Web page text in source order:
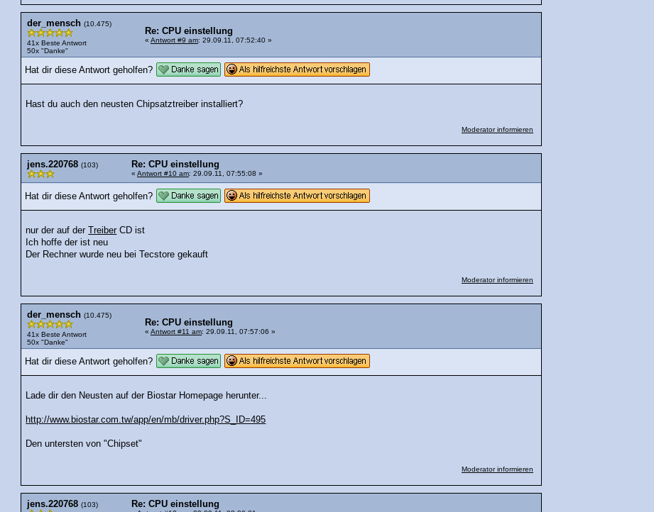
der_mensch (10.475)
41x Beste Antwort
50x "Danke"
Re: CPU einstellung
« Antwort #9 am: 29.09.11, 07:52:40 »
Hat dir diese Antwort geholfen?
Hast du auch den neusten Chipsatztreiber installiert?
Moderator informieren
jens.220768 (103) Re: CPU einstellung
« Antwort #10 am: 29.09.11, 07:55:08 »
Hat dir diese Antwort geholfen?
nur der auf der TreiberCD ist
Ich hoffe der ist neu
Der Rechner wurde neu bei Tecstore gekauft
Moderator informieren
der_mensch (10.475)
41x Beste Antwort
50x "Danke"
Re: CPU einstellung
« Antwort #11 am: 29.09.11, 07:57:06 »
Hat dir diese Antwort geholfen?
Lade dir den Neusten auf der Biostar Homepage herunter...
http://www.biostar.com.tw/app/en/mb/driver.php?S_ID=495
Den untersten von "Chipset"
Moderator informieren
jens.220768 (103) Re: CPU einstellung